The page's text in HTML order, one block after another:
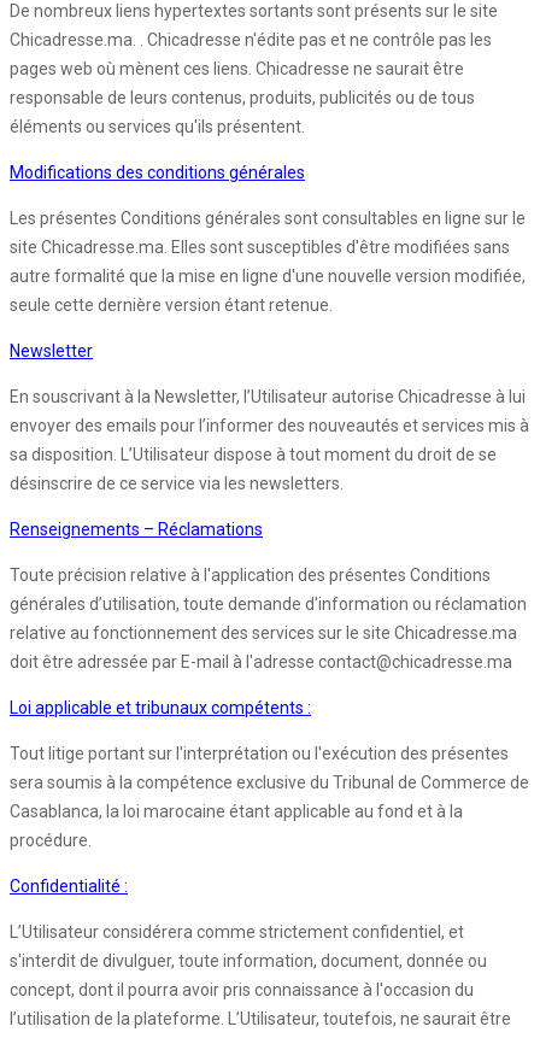
De nombreux liens hypertextes sortants sont présents sur le site
Chicadresse.ma. . Chicadresse n'édite pas et ne contrôle pas les
pages web où mènent ces liens. Chicadresse ne saurait être
responsable de leurs contenus, produits, publicités ou de tous
éléments ou services qu'ils présentent.
Modifications des conditions générales
Les présentes Conditions générales sont consultables en ligne sur le
site Chicadresse.ma. Elles sont susceptibles d'être modifiées sans
autre formalité que la mise en ligne d'une nouvelle version modifiée,
seule cette dernière version étant retenue.
Newsletter
En souscrivant à la Newsletter, l’Utilisateur autorise Chicadresse à lui
envoyer des emails pour l’informer des nouveautés et services mis à
sa disposition. L’Utilisateur dispose à tout moment du droit de se
désinscrire de ce service via les newsletters.
Renseignements – Réclamations
Toute précision relative à l'application des présentes Conditions
générales d’utilisation, toute demande d'information ou réclamation
relative au fonctionnement des services sur le site Chicadresse.ma
doit être adressée par E-mail à l'adresse contact@chicadresse.ma
Loi applicable et tribunaux compétents :
Tout litige portant sur l'interprétation ou l'exécution des présentes
sera soumis à la compétence exclusive du Tribunal de Commerce de
Casablanca, la loi marocaine étant applicable au fond et à la
procédure.
Confidentialité :
L’Utilisateur considérera comme strictement confidentiel, et
s'interdit de divulguer, toute information, document, donnée ou
concept, dont il pourra avoir pris connaissance à l'occasion du
l’utilisation de la plateforme. L’Utilisateur, toutefois, ne saurait être